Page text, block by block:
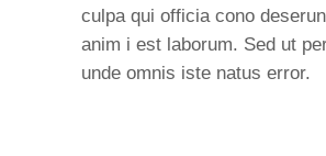
culpa qui officia cono
anim i est laborum. Sed ut
unde omnis iste natus error.